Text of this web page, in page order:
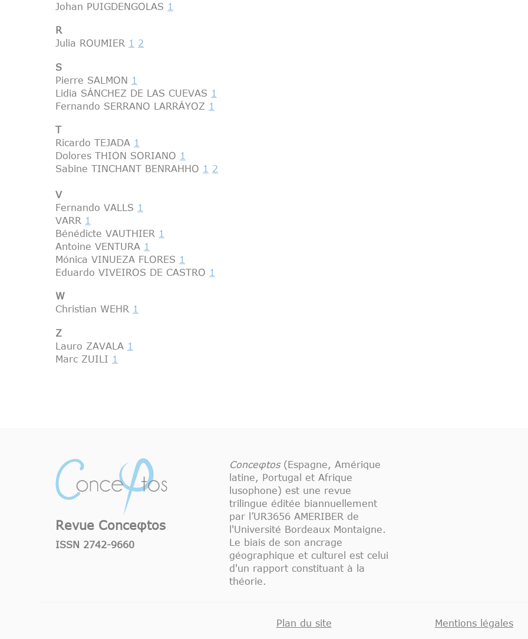
Johan PUIGDENGOLAS 1
R
Julia ROUMIER 1 2
S
Pierre SALMON 1
Lidia SÁNCHEZ DE LAS CUEVAS 1
Fernando SERRANO LARRÁYOZ 1
T
Ricardo TEJADA 1
Dolores THION SORIANO 1
Sabine TINCHANT BENRAHHO 1 2
V
Fernando VALLS 1
VARR 1
Bénédicte VAUTHIER 1
Antoine VENTURA 1
Mónica VINUEZA FLORES 1
Eduardo VIVEIROS DE CASTRO 1
W
Christian WEHR 1
Z
Lauro ZAVALA 1
Marc ZUILI 1
Revue Conceφtos
ISSN 2742-9660
Conceφtos(Espagne, Amérique
latine, Portugal et Afrique
lusophone) est une revue
trilingue éditée biannuellement
par l’UR3656 AMERIBER de
l'Université Bordeaux Montaigne.
Le biais de son ancrage
géographique et culturel est celui
d'un rapport constituant à la
théorie.
Plan du site Mentions légales